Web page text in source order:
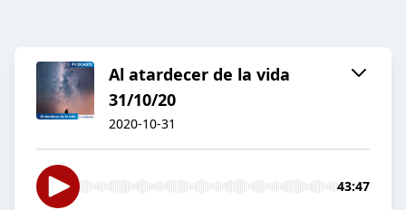
Al atardecer de la vida
31/10/20
2020-10-31
43:47